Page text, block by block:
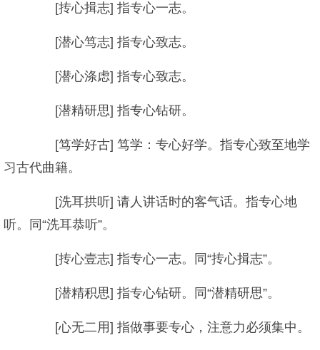
[抟心揖志] 指专心一志。
[潜心笃志] 指专心致志。
[潜心涤虑] 指专心致志。
[潜精研思] 指专心钻研。
[笃学好古] 笃学：专心好学。指专心致至地学
习古代曲籍。
[洗耳拱听] 请人讲话时的客气话。指专心地
听。同“洗耳恭听”。
[抟心壹志] 指专心一志。同“抟心揖志”。
[潜精积思] 指专心钻研。同“潜精研思”。
[心无二用] 指做事要专心，注意力必须集中。